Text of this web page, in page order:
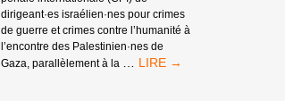
dirigeant·es israélien·nes pour crimes
de guerre et crimes contre l’humanité à
l’encontre des Palestinien·nes de
Gaza, parallèlement à la
MANDATS